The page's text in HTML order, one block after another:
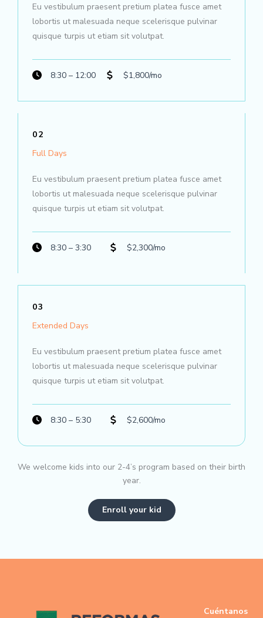
Eu vestibulum praesent pretium platea fusce amet
lobortis ut malesuada neque scelerisque pulvinar
quisque turpis ut etiam sit volutpat.​
8:30 – 12:00 $1,800/mo
02
Full Days
Eu vestibulum praesent pretium platea fusce amet
lobortis ut malesuada neque scelerisque pulvinar
quisque turpis ut etiam sit volutpat.​
8:30 – 3:30 $2,300/mo
03
Extended Days
Eu vestibulum praesent pretium platea fusce amet
lobortis ut malesuada neque scelerisque pulvinar
quisque turpis ut etiam sit volutpat.​
8:30 – 5:30 $2,600/mo
We welcome kids into our 2-4’s program based on their birth
year.
Enroll your kid
Cuéntanos